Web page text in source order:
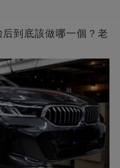
到底該做哪一個？老